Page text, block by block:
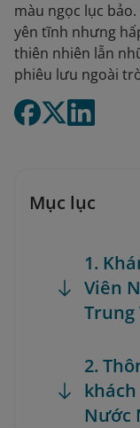
màu ngọc lục
yên tĩnh nhưng
thiên nhiên lẫn
phiêu lưu ngoài
Mục lục
1.
Viên
Trung
2.
Nước